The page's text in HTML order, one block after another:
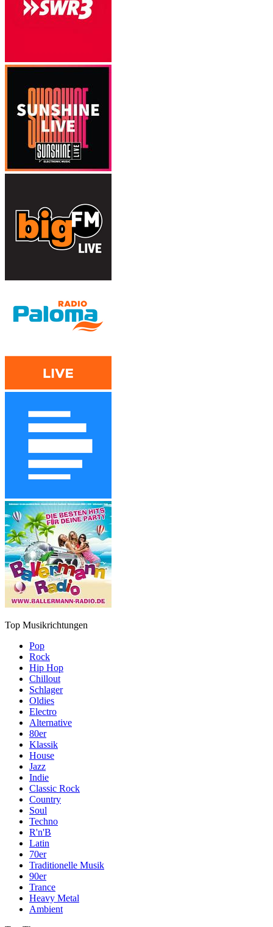
Top Musikrichtungen
Pop
Rock
Hip Hop
Chillout
Schlager
Oldies
Electro
Alternative
80er
Klassik
House
Jazz
Indie
Classic Rock
Country
Soul
Techno
R'n'B
Latin
70er
Traditionelle Musik
90er
Trance
Heavy Metal
Ambient